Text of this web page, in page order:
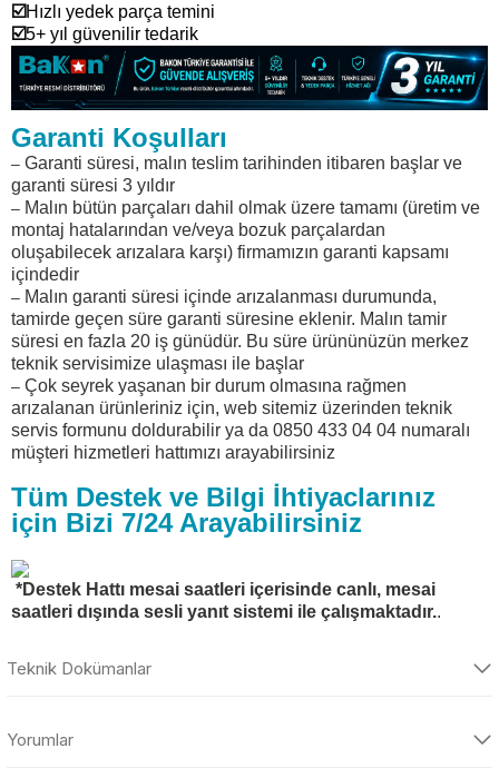
☑️Hızlı yedek parça temini
☑️5+ yıl güvenilir tedarik
Garanti Koşulları
– Garanti süresi, malın teslim tarihinden itibaren başlar ve
garanti süresi 3 yıldır
– Malın bütün parçaları dahil olmak üzere tamamı (üretim ve
montaj hatalarından ve/veya bozuk parçalardan
oluşabilecek arızalara karşı) firmamızın garanti kapsamı
içindedir
– Malın garanti süresi içinde arızalanması durumunda,
tamirde geçen süre garanti süresine eklenir. Malın tamir
süresi en fazla 20 iş günüdür. Bu süre ürününüzün merkez
teknik servisimize ulaşması ile başlar
– Çok seyrek yaşanan bir durum olmasına rağmen
arızalanan ürünleriniz için, web sitemiz üzerinden teknik
servis formunu doldurabilir ya da 0850 433 04 04 numaralı
müşteri hizmetleri hattımızı arayabilirsiniz
Tüm Destek ve Bilgi İhtiyaclarınız
için Bizi 7/24 Arayabilirsiniz
*Destek Hattı mesai saatleri içerisinde canlı, mesai
saatleri dışında sesli yanıt sistemi ile çalışmaktadır..
Teknik Dokümanlar
Kullanım Kataloğu bağlantısına tıklayarak indirebilirsiniz. İndirdiğiniz
Yorumlar